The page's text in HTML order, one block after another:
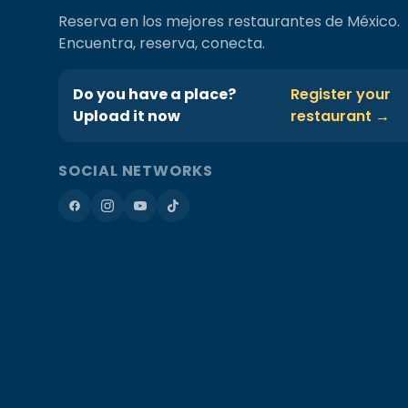
Reserva en los mejores restaurantes de México.
Encuentra, reserva, conecta.
Do you have a place?
Upload it now
Register your
restaurant →
SOCIAL NETWORKS